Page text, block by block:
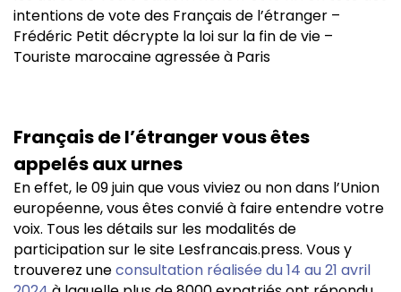
intentions de vote des Français de l’étranger –
Frédéric Petit décrypte la loi sur la fin de vie –
Touriste marocaine agressée à Paris
Français de l’étranger vous êtes
appelés aux urnes
En effet, le 09 juin que vous viviez ou non dans l’Union
européenne, vous êtes convié à faire entendre votre
voix. Tous les détails sur les modalités de
participation sur le site Lesfrancais.press. Vous y
trouverez uneconsultation réalisée du 14 au 21 avril